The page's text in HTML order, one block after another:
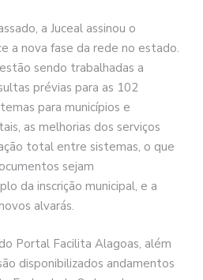
a Juceal assinou o
a nova fase da rede no estado.
sendo trabalhadas a
prévias para as 102
para municípios e
as melhorias dos serviços
total entre sistemas, o que
sejam
da inscrição municipal, e a
alvarás.
Portal Facilita Alagoas, além
disponibilizados andamentos